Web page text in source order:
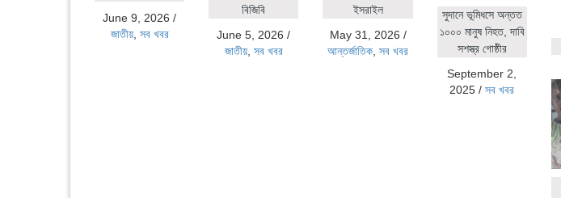
June 9, 2026 /
জাতীয়, সব খবর
বিজিবি
June 5, 2026 /
জাতীয়, সব খবর
ইসরাইল
May 31, 2026 /
আন্তর্জাতিক ,সব খবর
সুদানে ভূমিধসে অন্তত
১০০০ মানুষ নিহত, দাবি
সশস্ত্র গোষ্ঠীর
September 2,
2025 /সব খবর